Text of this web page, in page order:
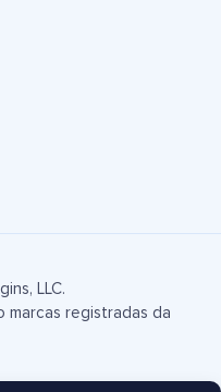
LLC.
marcas registradas da